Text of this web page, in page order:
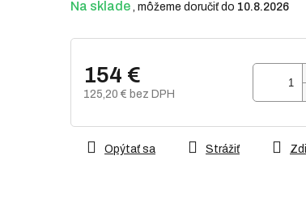
Na sklade 10.8.2026
154 €
125,20 € bez DPH
Opýtať sa Strážiť